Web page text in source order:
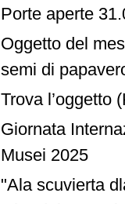
Porte aperte
Oggetto del
semi di
Trova l’oggetto
Giornata
Musei 2025
"Ala scuvierta